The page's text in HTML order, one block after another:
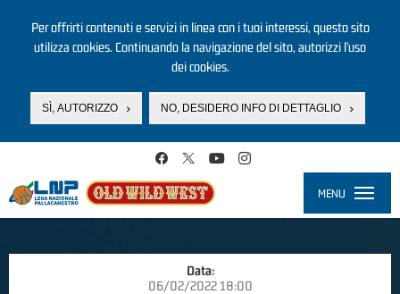
Per offrirti contenuti e servizi in linea con i tuoi interessi, questo sito
utilizza cookies. Continuando la navigazione del sito, autorizzi l’uso
dei cookies.
SÌ, AUTORIZZO NO, DESIDERO INFO DI DETTAGLIO
MENU
Data:
06/02/2022 18:00